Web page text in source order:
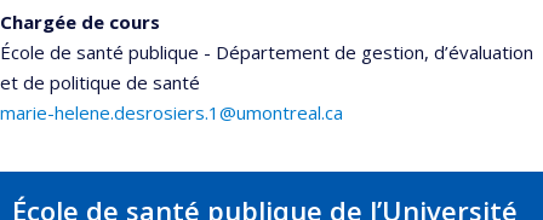
Chargée de cours
École de santé publique - Département de gestion, d’évaluation
et de politique de santé
marie-helene.desrosiers.1@umontreal.ca
École de santé publique de l’Université